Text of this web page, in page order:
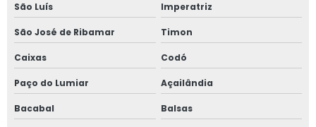
São Luís
Imperatriz
São José de Ribamar Timon
Caixas Codó
Paço do Lumiar Açailândia
Bacabal Balsas